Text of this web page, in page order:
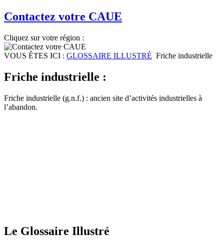
Contactez votre CAUE
Cliquez sur votre région :
VOUS ÊTES ICI : GLOSSAIRE ILLUSTRÉ Friche industrielle
Friche industrielle :
Friche industrielle (g.n.f.) : ancien site d’activités industrielles à
l’abandon.
Le Glossaire Illustré